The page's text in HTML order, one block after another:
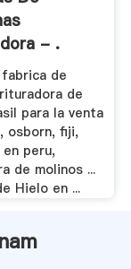
- .
de
de
para la venta
osborn, fiji,
en peru,
de molinos ...
Hielo en ...